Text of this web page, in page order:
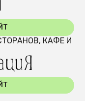
КАФЕ И